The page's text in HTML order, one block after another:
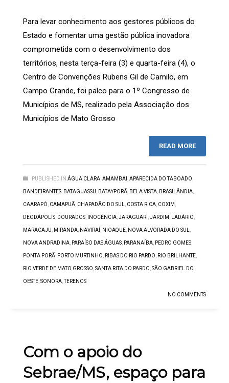
Para levar conhecimento aos gestores públicos do
Estado e fomentar uma gestão pública inovadora
comprometida com o desenvolvimento dos
territórios, nesta terça-feira (3) e quarta-feira (4), o
Centro de Convenções Rubens Gil de Camilo, em
Campo Grande, foi palco para o 1º Congresso de
Municípios de MS, realizado pela Associação dos
Municípios de Mato Grosso
READ MORE
PUBLISHED IN ÁGUA CLARA AMAMBAI APARECIDA DO TABOADO
BANDEIRANTES BATAGUASSU BATAYPORÃ BELA VISTA BRASILÂNDIA
CAARAPÓ CAMAPUÃ CHAPADÃO DO SUL COSTA RICA COXIM
DEODÁPOLIS DOURADOS INOCÊNCIA JARAGUARI JARDIM LADÁRIO
MARACAJU MIRANDA NAVIRAÍ NIOAQUE NOVA ALVORADA DO SUL
NOVA ANDRADINA PARAÍSO DAS ÁGUAS PARANAÍBA PEDRO GOMES
PONTA PORÃ PORTO MURTINHO RIBAS DO RIO PARDO RIO BRILHANTE
RIO VERDE DE MATO GROSSO SANTA RITA DO PARDO SÃO GABRIEL DO
OESTE SONORA ,TERENOS
NO COMMENTS
Com o apoio do
Sebrae/MS, espaço para